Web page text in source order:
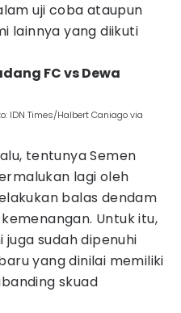
uji coba ataupun
lainnya yang diikuti
FC vs Dewa
IDN Times/Halbert Caniago via
tentunya Semen
lagi oleh
balas dendam
Untuk itu,
juga sudah dipenuhi
yang dinilai memiliki
skuad